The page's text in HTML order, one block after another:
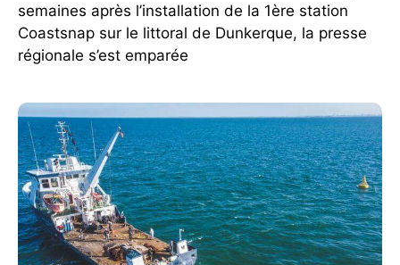
semaines après l’installation de la 1ère station
Coastsnap sur le littoral de Dunkerque, la presse
régionale s’est emparée